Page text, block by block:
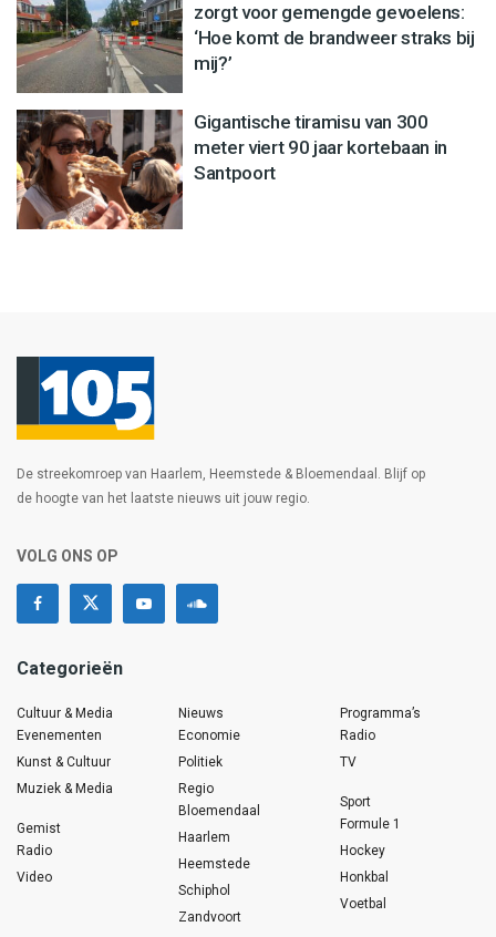
zorgt voor gemengde gevoelens:
‘Hoe komt de brandweer straks bij
mij?’
Gigantische tiramisu van 300
meter viert 90 jaar kortebaan in
Santpoort
De streekomroep van Haarlem, Heemstede & Bloemendaal. Blijf op
de hoogte van het laatste nieuws uit jouw regio.
VOLG ONS OP
Categorieën
Cultuur & Media
Evenementen
Kunst & Cultuur
Muziek & Media
Gemist
Radio
Video
Nieuws
Economie
Politiek
Regio
Bloemendaal
Haarlem
Heemstede
Schiphol
Zandvoort
Programma’s
Radio
TV
Sport
Formule 1
Hockey
Honkbal
Voetbal